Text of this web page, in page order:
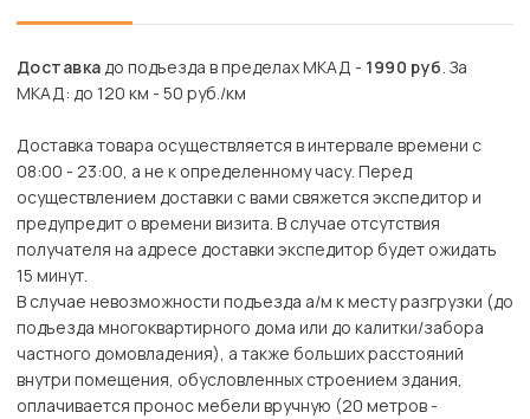
Доставкадо подъезда в пределах МКАД - 1990 руб. За
МКАД: до 120 км - 50 руб./км
Доставка товара осуществляется в интервале времени с
08:00 - 23:00, а не к определенному часу. Перед
осуществлением доставки с вами свяжется экспедитор и
предупредит о времени визита. В случае отсутствия
получателя на адресе доставки экспедитор будет ожидать
15 минут.
В случае невозможности подъезда а/м к месту разгрузки (до
подъезда многоквартирного дома или до калитки/забора
частного домовладения), а также больших расстояний
внутри помещения, обусловленных строением здания,
оплачивается пронос мебели вручную (20 метров -